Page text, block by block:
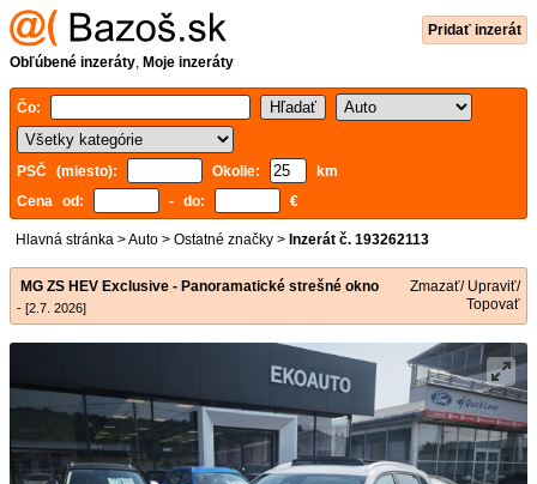
Pridať inzerát
Obľúbené inzeráty, Moje inzeráty
Čo:
PSČ (miesto): Okolie:
km
Cena od:
- do: €
Hlavná stránka >Auto > Ostatné značky > Inzerát č. 193262113
MG ZS HEV Exclusive - Panoramatické strešné okno
- [2.7. 2026]
Zmazať/ Upraviť/
Topovať